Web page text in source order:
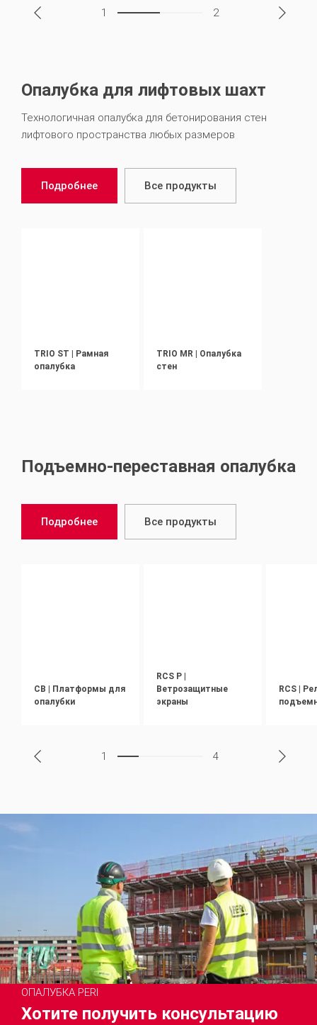
1 2
Опалубка для лифтовых шахт
Технологичная опалубка для бетонирования стен
лифтового пространства любых размеров
Подробнее Все продукты
TRIO ST | Рамная
опалубка
TRIO MR | Опалубка
стен
Подъемно-переставная опалубка
Подробнее Все продукты
CB | Платформы для
опалубки
RCS P |
Ветрозащитные
экраны
RCS |
1 4
ОПАЛУБКА PERI
Хотите получить консультацию